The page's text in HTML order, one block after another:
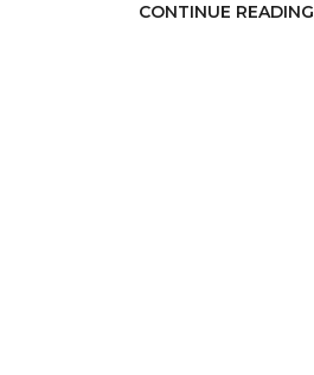
CONTINUE READING